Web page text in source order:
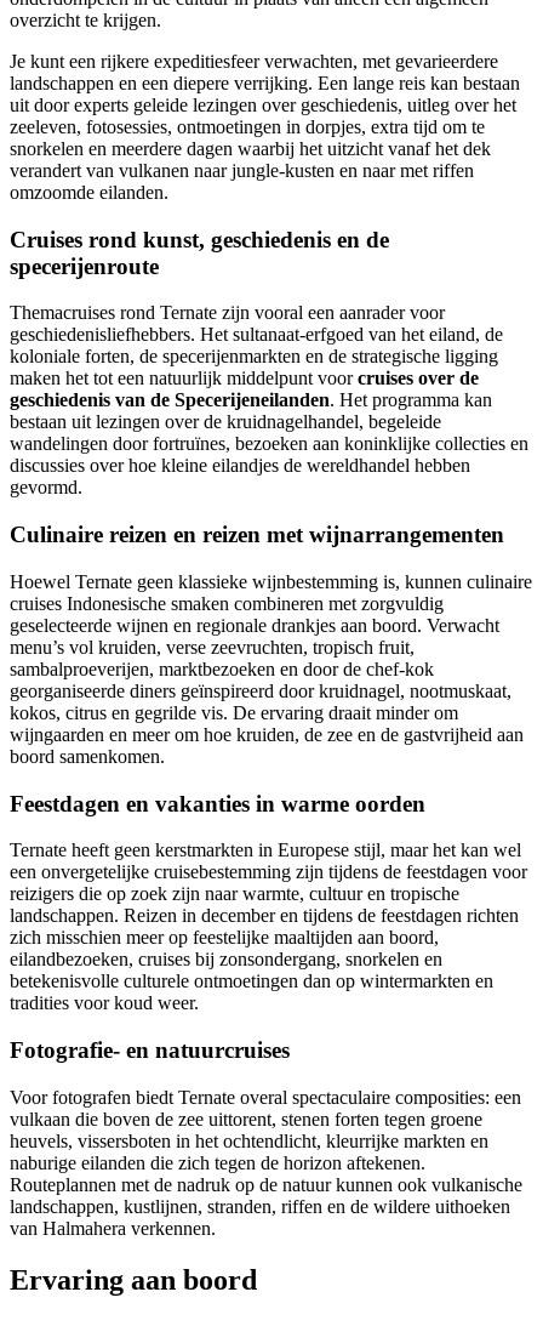
overzicht te krijgen.
Je kunt een rijkere expeditiesfeer verwachten, met gevarieerdere
landschappen en een diepere verrijking. Een lange reis kan bestaan
uit door experts geleide lezingen over geschiedenis, uitleg over het
zeeleven, fotosessies, ontmoetingen in dorpjes, extra tijd om te
snorkelen en meerdere dagen waarbij het uitzicht vanaf het dek
verandert van vulkanen naar jungle-kusten en naar met riffen
omzoomde eilanden.
Cruises rond kunst, geschiedenis en de
specerijenroute
Themacruises rond Ternate zijn vooral een aanrader voor
geschiedenisliefhebbers. Het sultanaat-erfgoed van het eiland, de
koloniale forten, de specerijenmarkten en de strategische ligging
maken het tot een natuurlijk middelpunt voorcruises over de
geschiedenis van de Specerijeneilanden. Het programma kan
bestaan uit lezingen over de kruidnagelhandel, begeleide
wandelingen door fortruïnes, bezoeken aan koninklijke collecties en
discussies over hoe kleine eilandjes de wereldhandel hebben
gevormd.
Culinaire reizen en reizen met wijnarrangementen
Hoewel Ternate geen klassieke wijnbestemming is, kunnen culinaire
cruises Indonesische smaken combineren met zorgvuldig
geselecteerde wijnen en regionale drankjes aan boord. Verwacht
menu’s vol kruiden, verse zeevruchten, tropisch fruit,
sambalproeverijen, marktbezoeken en door de chef-kok
georganiseerde diners geïnspireerd door kruidnagel, nootmuskaat,
kokos, citrus en gegrilde vis. De ervaring draait minder om
wijngaarden en meer om hoe kruiden, de zee en de gastvrijheid aan
boord samenkomen.
Feestdagen en vakanties in warme oorden
Ternate heeft geen kerstmarkten in Europese stijl, maar het kan wel
een onvergetelijke cruisebestemming zijn tijdens de feestdagen voor
reizigers die op zoek zijn naar warmte, cultuur en tropische
landschappen. Reizen in december en tijdens de feestdagen richten
zich misschien meer op feestelijke maaltijden aan boord,
eilandbezoeken, cruises bij zonsondergang, snorkelen en
betekenisvolle culturele ontmoetingen dan op wintermarkten en
tradities voor koud weer.
Fotografie- en natuurcruises
Voor fotografen biedt Ternate overal spectaculaire composities: een
vulkaan die boven de zee uittorent, stenen forten tegen groene
heuvels, vissersboten in het ochtendlicht, kleurrijke markten en
naburige eilanden die zich tegen de horizon aftekenen.
Routeplannen met de nadruk op de natuur kunnen ook vulkanische
landschappen, kustlijnen, stranden, riffen en de wildere uithoeken
van Halmahera verkennen.
Ervaring aan boord